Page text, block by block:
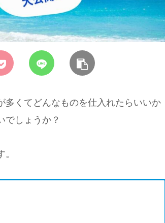
多くてどんなものを仕入れたらいいか
でしょうか？